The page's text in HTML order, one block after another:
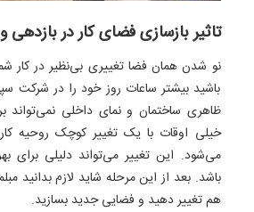
تاثیر بازسازی فضای کار در بازدهی
نو شدن همان فضا تغییری بی‌نظیر در کار
باشید بیشتر ساعات روز خود را در شرکت
ظاهری ساختمان و نمای داخلی نمی‌تواند
خیلی اوقات با یک تغییر کوچک روحیه
می‌شود. این تغییر می‌تواند دلیلی برای
باشد. بعد از این مرحله شاید لازم بدانید
هم تغییر دهید و فضایی جدید بسازید.